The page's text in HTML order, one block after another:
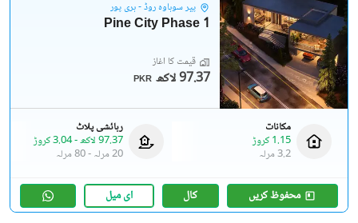
پیر سوہاوہ روڈ - ہری پور
Pine City Phase 1
قیمت کا آغاز
PKR 97.37 لاکھ
مکانات
1.15 کروڑ
3.2 مرلہ
رہائشی پلاٹ
97.37 لاکھ
-3.04 کروڑ
20 مرلہ
-80 مرلہ
محفوظ کریں کال ای میل